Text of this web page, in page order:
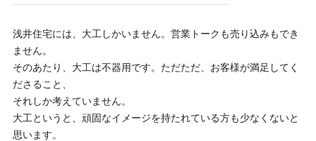
浅井住宅には、大工しかいません。営業トークも売り込みもでき
ません。
そのあたり、大工は不器用です。ただただ、お客様が満足してく
ださること、
それしか考えていません。
大工というと、頑固なイメージを持たれている方も少なくないと
思います。